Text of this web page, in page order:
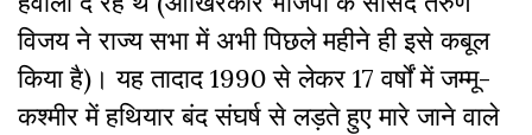
विजय ने राज्य सभा में अभी पिछले महीने ही इसे कबूल
किया है)। यह तादाद 1990 से लेकर 17 वर्षों में जम्मू-
कश्मीर में हथियार बंद संघर्ष से लड़ते हुए मारे जाने वाले